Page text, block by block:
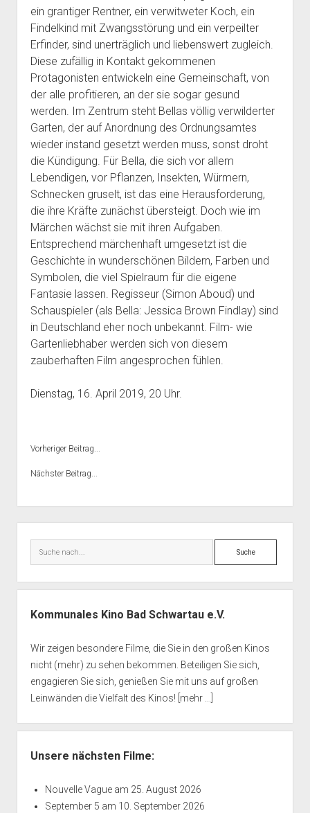
ein grantiger Rentner, ein verwitweter Koch, ein
Findelkind mit Zwangsstörung und ein verpeilter
Erfinder, sind unerträglich und liebenswert zugleich.
Diese zufällig in Kontakt gekommenen
Protagonisten entwickeln eine Gemeinschaft, von
der alle profitieren, an der sie sogar gesund
werden. Im Zentrum steht Bellas völlig verwilderter
Garten, der auf Anordnung des Ordnungsamtes
wieder instand gesetzt werden muss, sonst droht
die Kündigung. Für Bella, die sich vor allem
Lebendigen, vor Pflanzen, Insekten, Würmern,
Schnecken gruselt, ist das eine Herausforderung,
die ihre Kräfte zunächst übersteigt. Doch wie im
Märchen wächst sie mit ihren Aufgaben.
Entsprechend märchenhaft umgesetzt ist die
Geschichte in wunderschönen Bildern, Farben und
Symbolen, die viel Spielraum für die eigene
Fantasie lassen. Regisseur (Simon Aboud) und
Schauspieler (als Bella: Jessica Brown Findlay) sind
in Deutschland eher noch unbekannt. Film- wie
Gartenliebhaber werden sich von diesem
zauberhaften Film angesprochen fühlen.
Dienstag, 16. April 2019, 20 Uhr.
Vorheriger Beitrag...
Nächster Beitrag...
Suche
Kommunales Kino Bad Schwartau e.V.
Wir zeigen besondere Filme, die Sie in den großen Kinos
nicht (mehr) zu sehen bekommen. Beteiligen Sie sich,
engagieren Sie sich, genießen Sie mit uns auf großen
Leinwänden die Vielfalt des Kinos! [mehr ...]
Unsere nächsten Filme:
Nouvelle Vagueam 25. August 2026
September 5 am 10. September 2026